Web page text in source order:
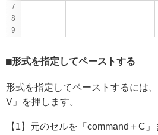
形式を指定してペーストする
形式を指定してペーストするには
V」を押します。
【1】元のセルを「command＋C